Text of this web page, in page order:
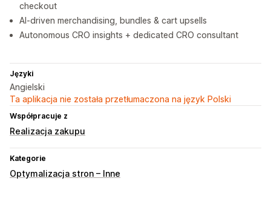
checkout
AI-driven merchandising, bundles & cart upsells
Autonomous CRO insights + dedicated CRO consultant
Języki
Angielski
Ta aplikacja nie została przetłumaczona na język Polski
Współpracuje z
Realizacja zakupu
Kategorie
Optymalizacja stron – Inne